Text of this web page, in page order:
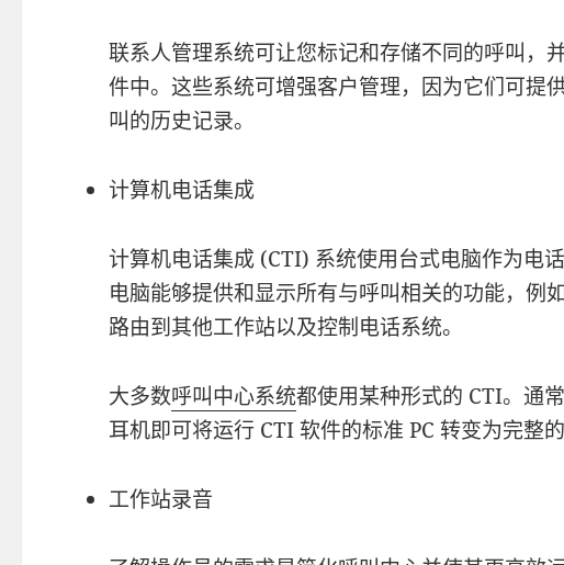
联系人管理系统可让您标记和存储不同的呼叫，
件中。这些系统可增强客户管理，因为它们可提
叫的历史记录。
计算机电话集成
计算机电话集成 (CTI) 系统使用台式电脑作为电
电脑能够提供和显示所有与呼叫相关的功能，例
路由到其他工作站以及控制电话系统。
大多数呼叫中心系统都使用某种形式的 CTI。通
耳机即可将运行 CTI 软件的标准 PC 转变为完整的
工作站录音